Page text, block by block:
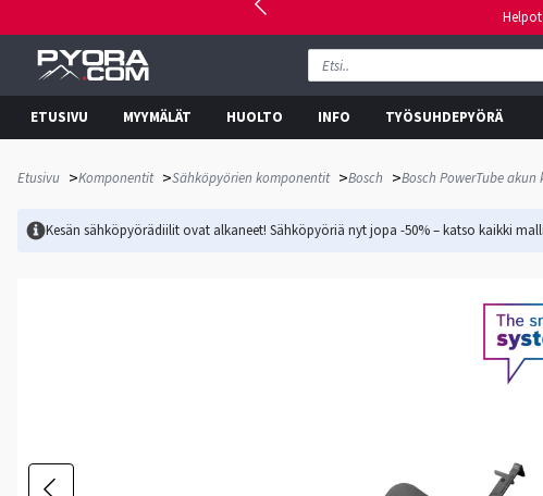
ETUSIVU MYYMÄLÄT HUOLTO INFO TYÖSUHDEPYÖRÄ
Etusivu >Komponentit >Sähköpyörien komponentit >Bosch >Bosch PowerTube
Kesän sähköpyörädiilit ovat alkaneet! Sähköpyöriä nyt jopa -50% – katso kaikki